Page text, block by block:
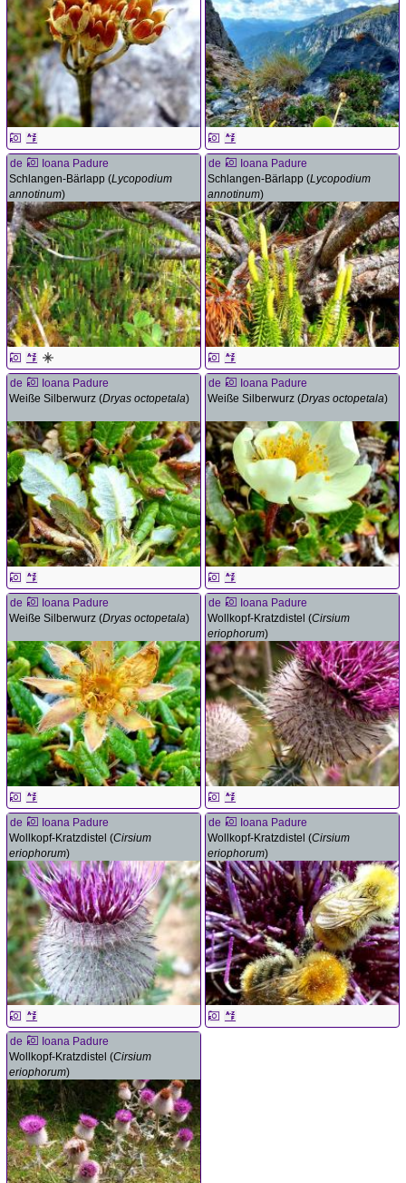
de
Ioana Padure
Schlangen-Bärlapp (Lycopodium
annotinum)
de
Ioana Padure
Schlangen-Bärlapp (Lycopodium
annotinum)
de
Ioana Padure
Weiße Silberwurz (Dryas octopetala)
de
Ioana Padure
Weiße Silberwurz (Dryas octopetala)
de
Ioana Padure
Weiße Silberwurz (Dryas octopetala)
de
Ioana Padure
Wollkopf-Kratzdistel (Cirsium
eriophorum)
de
Ioana Padure
Wollkopf-Kratzdistel (Cirsium
eriophorum)
de
Ioana Padure
Wollkopf-Kratzdistel (Cirsium
eriophorum)
de
Ioana Padure
Wollkopf-Kratzdistel (Cirsium
eriophorum)